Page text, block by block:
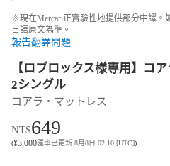
※現在Mercari正實驗性地提供部分中譯。
日語原文為準。
報告翻譯問題
【ロブロックス様専用】コ
2シングル
コアラ・マットレス
NT$649
(¥3,000匯率已更新 8月8日 02:10 [UTC])